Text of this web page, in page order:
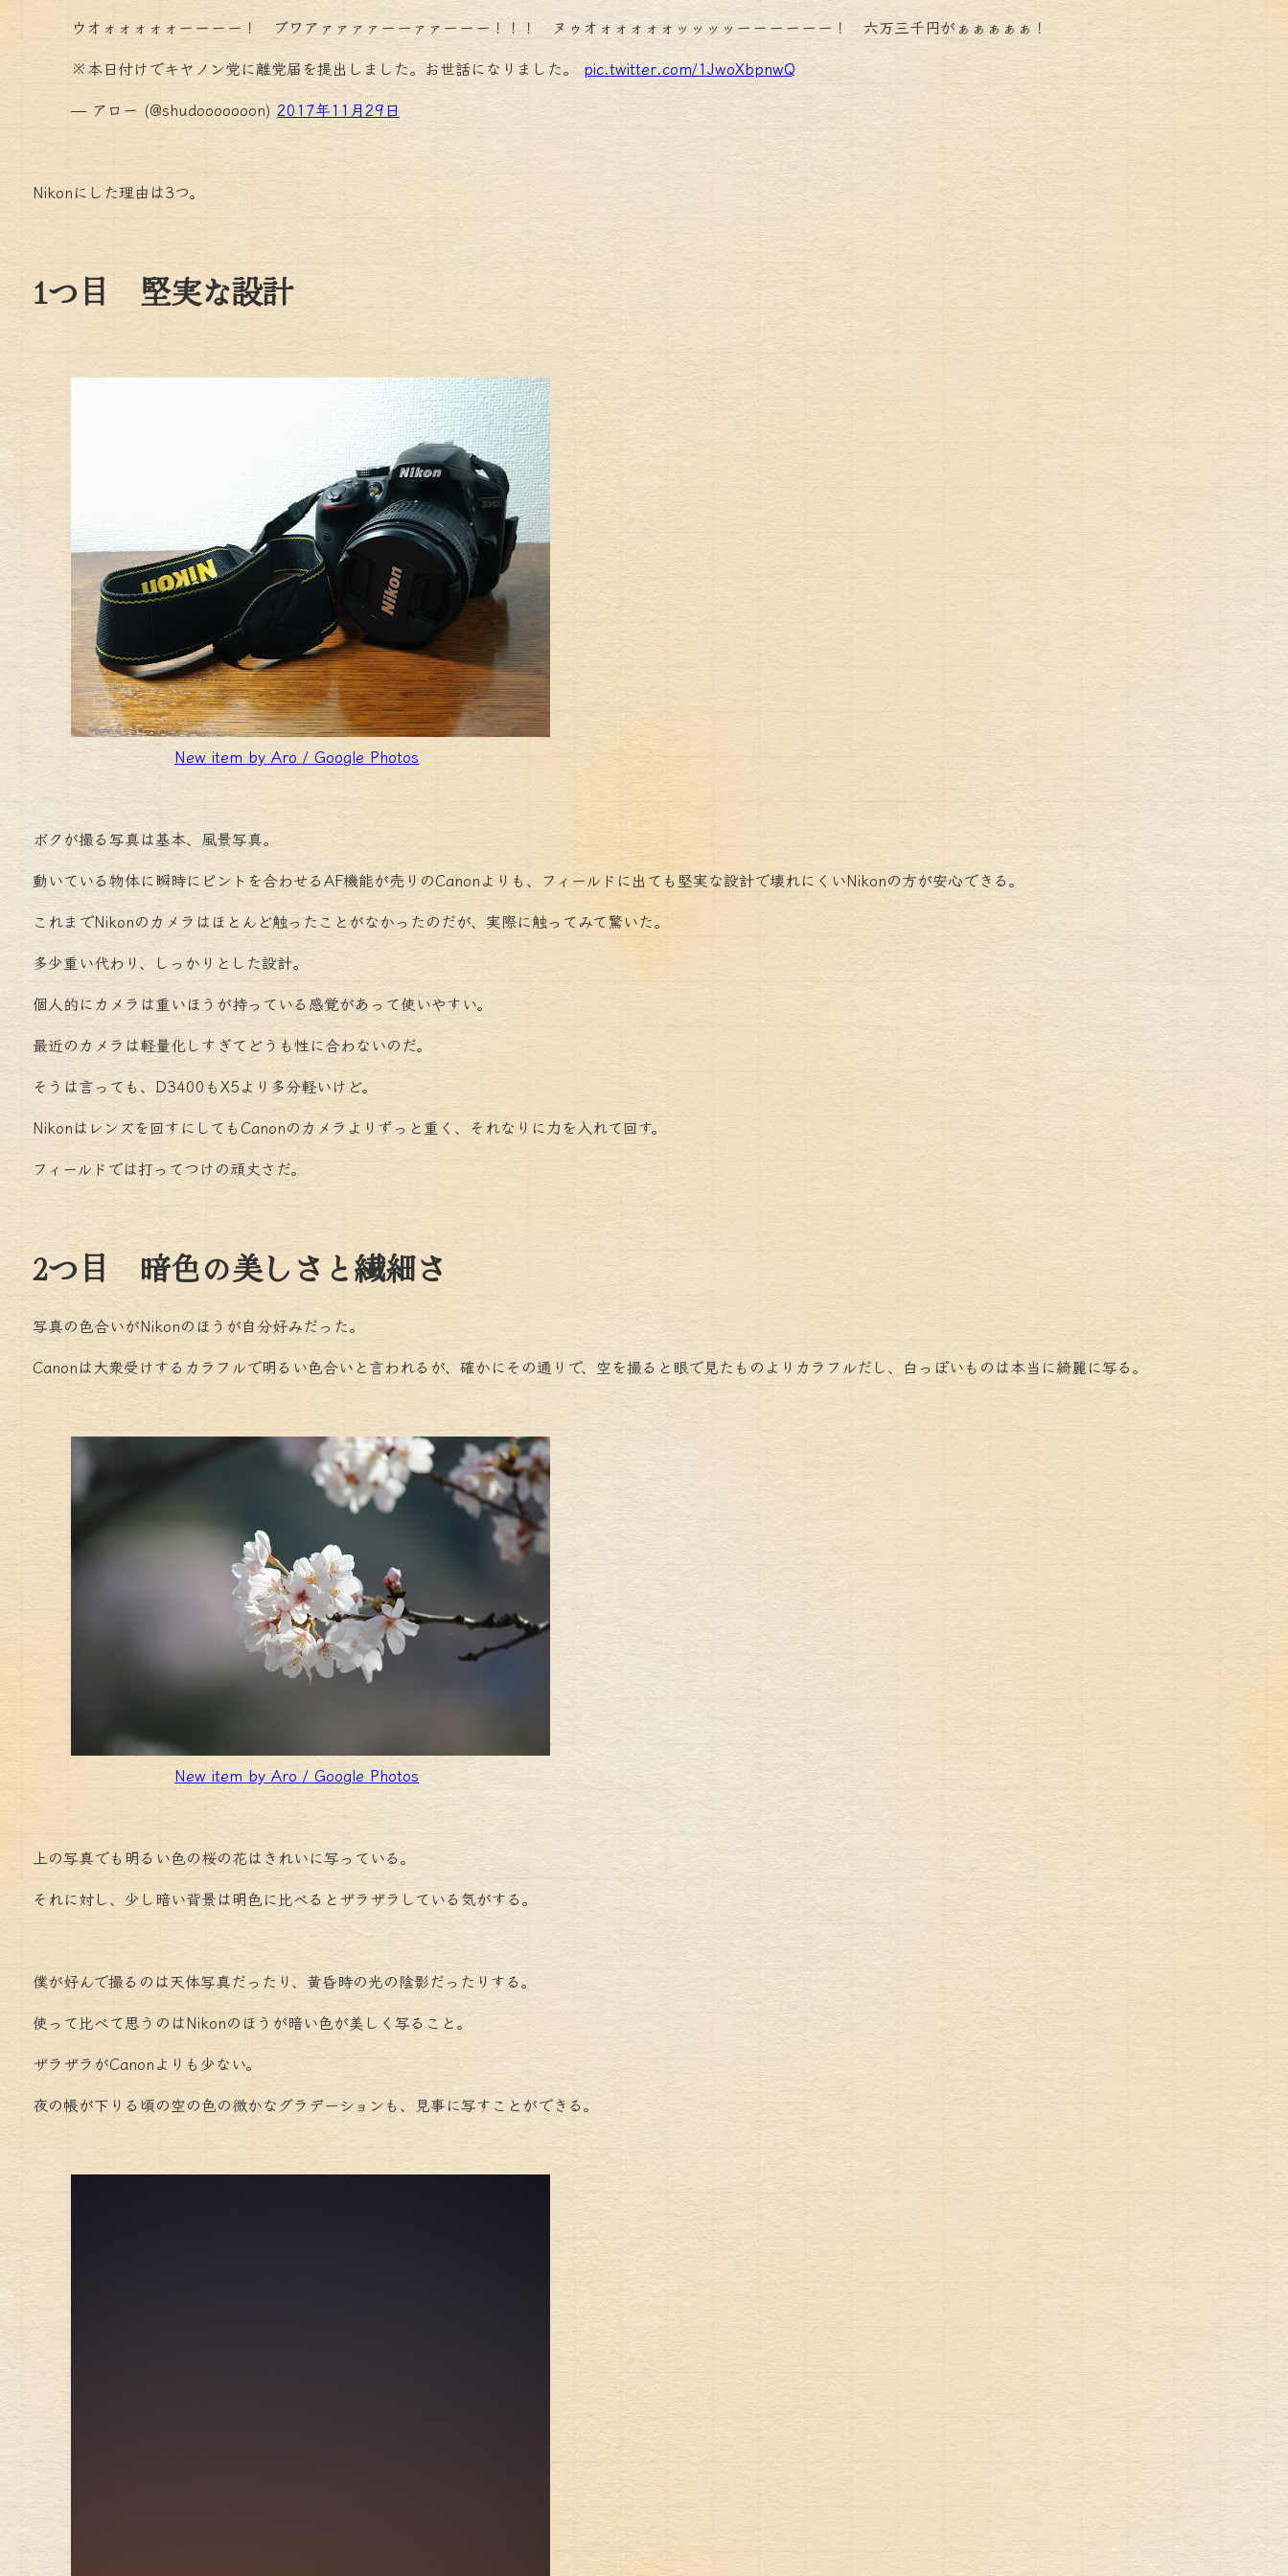
ウオォォォォォーーーー！ ブワアァァァァーーァァーーー！！！ ヌゥオォォォォォッッッッーーーーーー！ 六万三千円がぁぁぁぁぁ！
※本日付けでキヤノン党に離党届を提出しました。お世話になりました。 pic.twitter.com/1JwoXbpnwQ
— アロー (@shudooooooon) 2017年11月29日
Nikonにした理由は3つ。
1つ目 堅実な設計
New item by Aro / Google Photos
ボクが撮る写真は基本、風景写真。
動いている物体に瞬時にピントを合わせるAF機能が売りのCanonよりも、フィールドに出ても堅実な設計で壊れにくいNikonの方が安心できる。
これまでNikonのカメラはほとんど触ったことがなかったのだが、実際に触ってみて驚いた。
多少重い代わり、しっかりとした設計。
個人的にカメラは重いほうが持っている感覚があって使いやすい。
最近のカメラは軽量化しすぎてどうも性に合わないのだ。
そうは言っても、D3400もX5より多分軽いけど。
Nikonはレンズを回すにしてもCanonのカメラよりずっと重く、それなりに力を入れて回す。
フィールドでは打ってつけの頑丈さだ。
2つ目 暗色の美しさと繊細さ
写真の色合いがNikonのほうが自分好みだった。
Canonは大衆受けするカラフルで明るい色合いと言われるが、確かにその通りで、空を撮ると眼で見たものよりカラフルだし、白っぽいものは本当に綺麗に写る。
New item by Aro / Google Photos
上の写真でも明るい色の桜の花はきれいに写っている。
それに対し、少し暗い背景は明色に比べるとザラザラしている気がする。
僕が好んで撮るのは天体写真だったり、黄昏時の光の陰影だったりする。
使って比べて思うのはNikonのほうが暗い色が美しく写ること。
ザラザラがCanonよりも少ない。
夜の帳が下りる頃の空の色の微かなグラデーションも、見事に写すことができる。